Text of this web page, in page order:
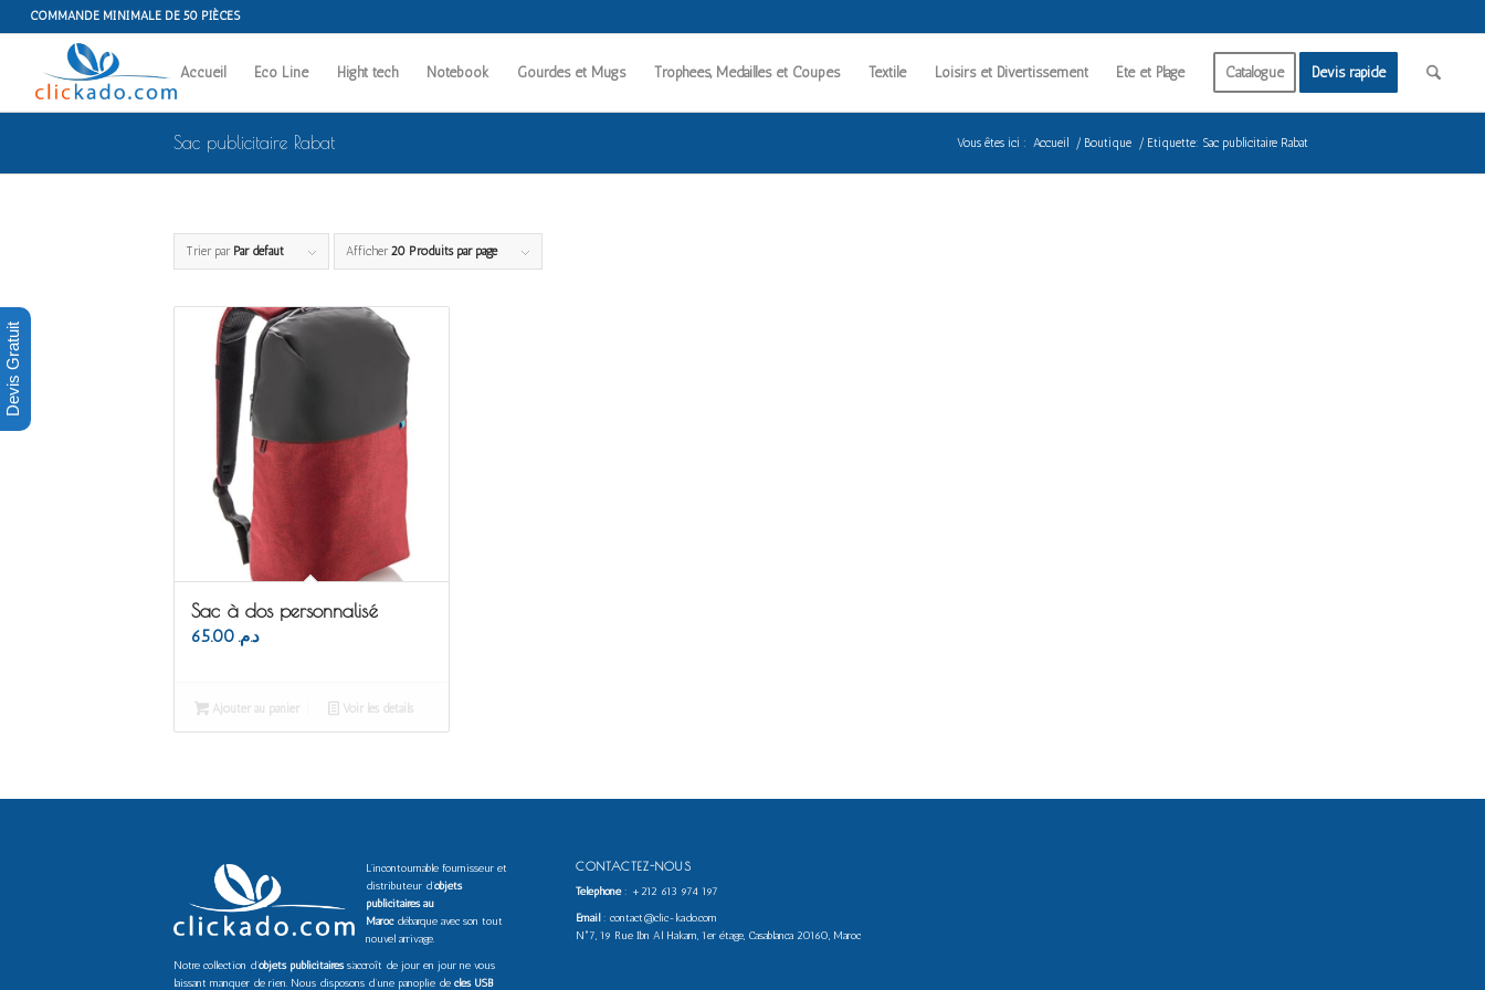
COMMANDE MINIMALE DE 50 PIÈCES
Accueil Eco Line Hight tech Notebook Gourdes et Mugs Trophées, Médailles et Coupes Textile Loisirs et Divertissement Été et Plage Catalogue Devis rapide
Sac publicitaire Rabat Vous êtes ici : Accueil / Boutique / Etiquette: Sac publicitaire Rabat
Trier par Par défaut Afficher 20 Produits par page
Sac à dos personnalisé
د.م. 65.00
Ajouter au panier Voir les détails
L’incontournable fournisseur et
distributeur d’objets
publicitaires au
Marocdébarque avec son tout
nouvel arrivage.
Notre collection d’objets publicitairess’accroît de jour en jour ne vous
laissant manquer de rien. Nous disposons d’une panoplie de clés USB
CONTACTEZ-NOUS
Téléphone: +212 613 974 197
Email: contact@clic-kado.com
N°7, 19 Rue Ibn Al Hakam, 1er étage, Casablanca 20160, Maroc
Devis Gratuit